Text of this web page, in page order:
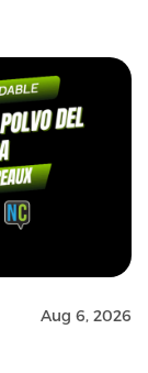
Aug 6, 2026